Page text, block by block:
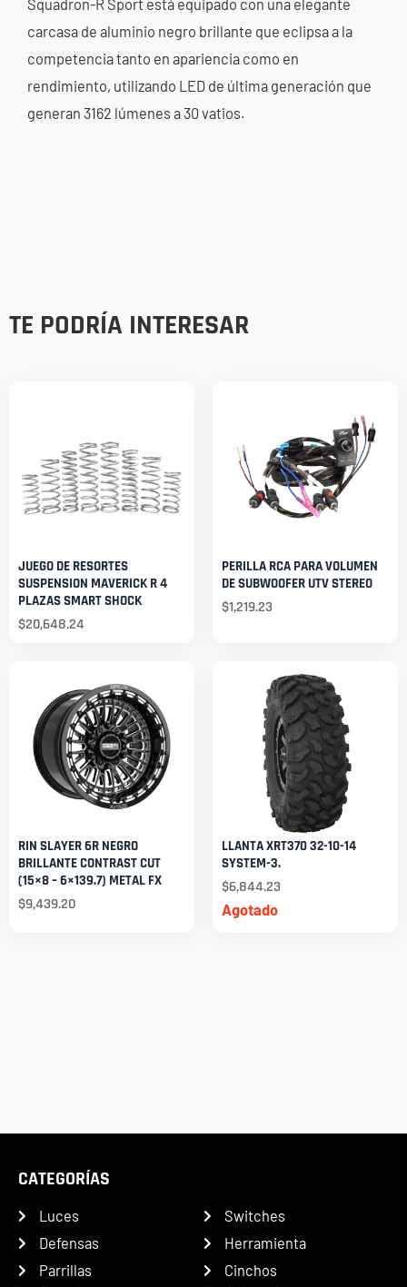
Squadron-R Sport está equipado con una elegante
carcasa de aluminio negro brillante que eclipsa a la
competencia tanto en apariencia como en
rendimiento, utilizando LED de última generación que
generan 3162 lúmenes a 30 vatios.
TE PODRÍA INTERESAR
JUEGO DE RESORTES
SUSPENSION MAVERICK R 4
PLAZAS SMART SHOCK
$20,648.24
PERILLA RCA PARA VOLUMEN
DE SUBWOOFER UTV STEREO
$1,219.23
RIN SLAYER 6R NEGRO
BRILLANTE CONTRAST CUT
(15×8 – 6×139.7) METAL FX
$9,439.20 Agotado
LLANTA XRT370 32-10-14
SYSTEM-3.
$6,844.23
CATEGORÍAS
Luces
Defensas
Parrillas
Switches
Herramienta
Cinchos